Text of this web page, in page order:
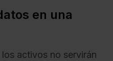
en una
activos no servirán